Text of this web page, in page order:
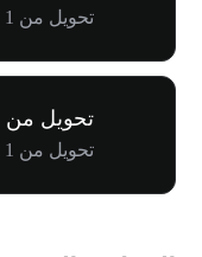
تحويل من 1 ARMON إلى NT$9.12K
تحويل من ARMON إلى DOP
تحويل من 1 ARMON إلى RD$16.46K